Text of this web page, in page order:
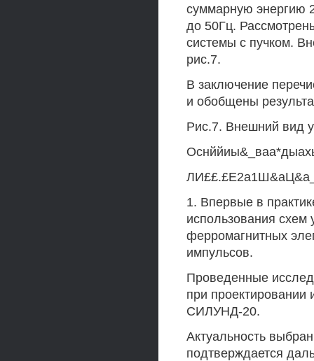
суммарную энергию
до 50Гц.
системы с пучком.
рис.7.
В заключение
и обобщены
Рис.7. Внешний вид
1. Впервые в
использования
ферромагнитных
импульсов.
Проведенные
при проектировании
СИЛУНД-20.
Актуальность
подтверждается